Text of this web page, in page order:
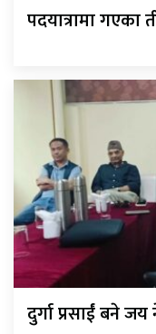
पदयात्रामा गएका
दुर्गा प्रसाईं बने जय